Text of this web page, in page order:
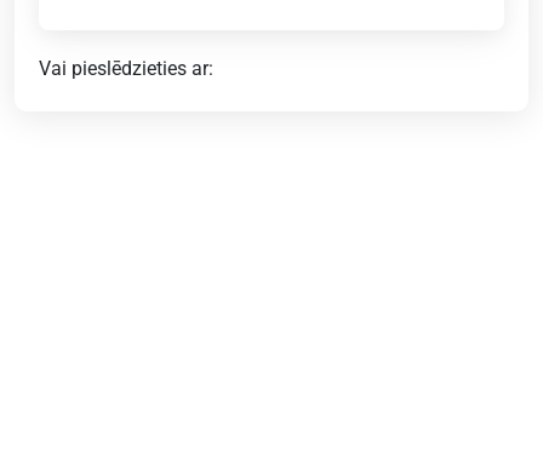
Vai pieslēdzieties ar: